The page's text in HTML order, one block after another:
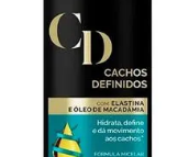
absorvente